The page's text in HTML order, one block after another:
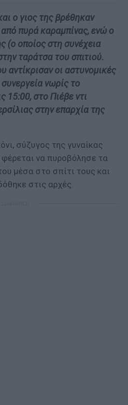
ο γιος της βρέθηκαν
από πυρά καραμπίνας, ενώ ο
(ο οποίος στη συνέχεια
ταράτσα του σπιτιού.
αντίκρισαν οι αστυνομικές
νωρίς το
15:00, στο Πιέβε ντι
στην επαρχία της
σύζυγος της γυναίκας
να πυροβόλησε τα
μέσα στο σπίτι τους και
στις αρχές.